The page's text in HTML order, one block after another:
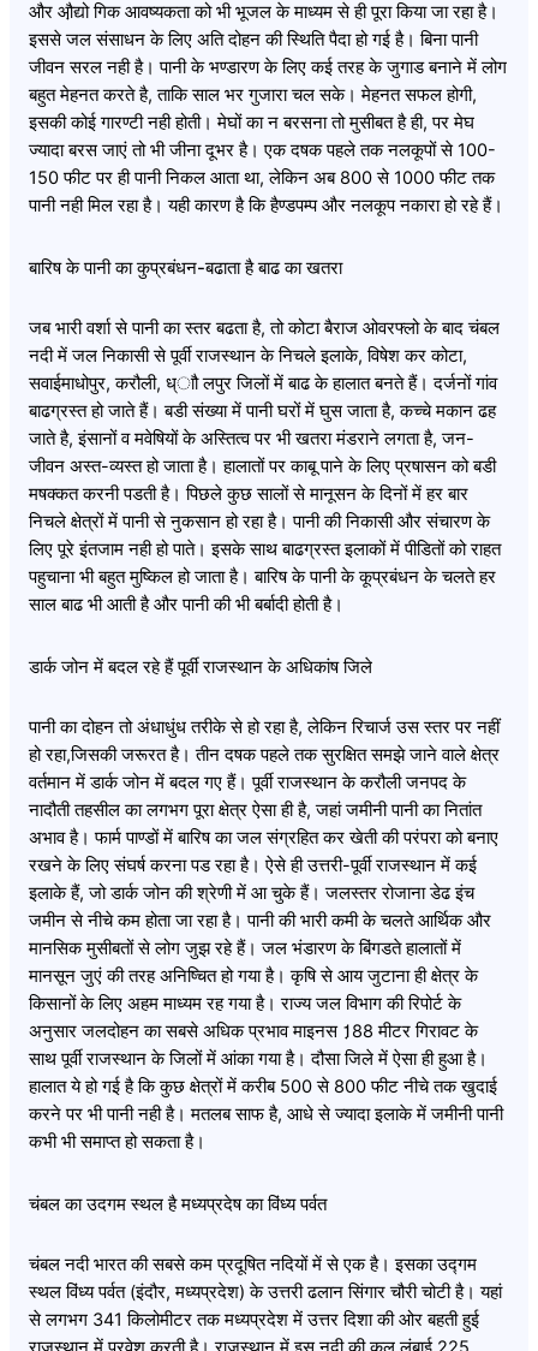
और औ़द्यो गिक आवष्यकता को भी भूजल के माध्यम से ही पूरा किया जा रहा है।
इससे जल संसाधन के लिए अति दोहन की स्थिति पैदा हो गई है। बिना पानी
जीवन सरल नही है। पानी के भण्डारण के लिए कई तरह के जुगाड बनाने में लोग
बहुत मेहनत करते है, ताकि साल भर गुजारा चल सके। मेहनत सफल होगी,
इसकी कोई गारण्टी नही होती। मेघों का न बरसना तो मुसीबत है ही, पर मेघ
ज्यादा बरस जाएं तो भी जीना दूभर है। एक दषक पहले तक नलकूपों से 100-
150 फीट पर ही पानी निकल आता था, लेकिन अब 800 से 1000 फीट तक
पानी नही मिल रहा है। यही कारण है कि हैण्डपम्प और नलकूप नकारा हो रहे हैं।
बारिष के पानी का कुप्रबंधन-बढाता है बाढ का खतरा
जब भारी वर्शा से पानी का स्तर बढता है, तो कोटा बैराज ओवरफ्लो के बाद चंबल
नदी में जल निकासी से पूर्वी राजस्थान के निचले इलाके, विषेश कर कोटा,
सवाईमाधोपुर, करौली, ध्ाौ लपुर जिलों में बाढ के हालात बनते हैं। दर्जनों गांव
बाढग्रस्त हो जाते हैं। बडी संख्या में पानी घरों में घुस जाता है, कच्चे मकान ढह
जाते है, इंसानों व मवेषियों के अस्तित्व पर भी खतरा मंडराने लगता है, जन-
जीवन अस्त-व्यस्त हो जाता है। हालातों पर काबू पाने के लिए प्रषासन को बडी
मषक्कत करनी पडती है। पिछले कुछ सालों से मानूसन के दिनों में हर बार
निचले क्षेत्रों में पानी से नुकसान हो रहा है। पानी की निकासी और संचारण के
लिए पूरे इंतजाम नही हो पाते। इसके साथ बाढग्रस्त इलाकों में पीडितों को राहत
पहुचाना भी बहुत मुष्किल हो जाता है। बारिष के पानी के कूप्रबंधन के चलते हर
साल बाढ भी आती है और पानी की भी बर्बादी होती है।
डार्क जोन में बदल रहे हैं पूर्वी राजस्थान के अधिकांष जिले
पानी का दोहन तो अंधाधुंध तरीके से हो रहा है, लेकिन रिचार्ज उस स्तर पर नहीं
हो रहा,जिसकी जरूरत है। तीन दषक पहले तक सुरक्षित समझे जाने वाले क्षेत्र
वर्तमान में डार्क जोन में बदल गए हैं। पूर्वी राजस्थान के करौली जनपद के
नादौती तहसील का लगभग पूरा क्षेत्र ऐसा ही है, जहां जमीनी पानी का नितांत
अभाव है। फार्म पाण्डों में बारिष का जल संग्रहित कर खेती की परंपरा को बनाए
रखने के लिए संघर्ष करना पड रहा है। ऐसे ही उत्तरी-पूर्वी राजस्थान में कई
इलाके हैं, जो डार्क जोन की श्रेणी में आ चुके हैं। जलस्तर रोजाना डेढ इंच
जमीन से नीचे कम होता जा रहा है। पानी की भारी कमी के चलते आर्थिक और
मानसिक मुसीबतों से लोग जुझ रहे हैं। जल भंडारण के बिंगडते हालातों में
मानसून जुएं की तरह अनिष्चित हो गया है। कृषि से आय जुटाना ही क्षेत्र के
किसानों के लिए अहम माध्यम रह गया है। राज्य जल विभाग की रिपोर्ट के
अनुसार जलदोहन का सबसे अधिक प्रभाव माइनस 1़88 मीटर गिरावट के
साथ पूर्वी राजस्थान के जिलों में आंका गया है। दौसा जिले में ऐसा ही हुआ है।
हालात ये हो गई है कि कुछ क्षेत्रों में करीब 500 से 800 फीट नीचे तक खुदाई
करने पर भी पानी नही है। मतलब साफ है, आधे से ज्यादा इलाके में जमीनी पानी
कभी भी समाप्त हो सकता है।
चंबल का उदगम स्थल है मध्यप्रदेष का विंध्य पर्वत
चंबल नदी भारत की सबसे कम प्रदूषित नदियों में से एक है। इसका उद्गम
स्थल विंध्य पर्वत (इंदौर, मध्यप्रदेश) के उत्तरी ढलान सिंगार चौरी चोटी है। यहां
से लगभग 341 किलोमीटर तक मध्यप्रदेश में उत्तर दिशा की ओर बहती हुई